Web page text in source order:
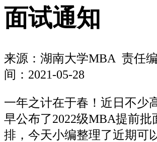
面试通知
来源： 湖南大学MBA 责任
间：2021-05-28
一年之计在于春！近日不少
早公布了2022级MBA提前批
排，今天小编整理了近期可